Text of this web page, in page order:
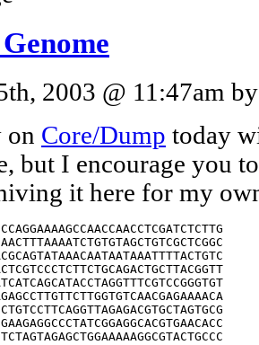
2003 @ 11:47am
on Core/Dump today
but I encourage you
it here for my
CTGTCGTACAGAAGCCTGTCGATGTGAAGCCAAAAATTAAGGCCTGCATT
GATGAGGTTACCACAACACTGGAAGAAACTAAGTTTCTTACCAATAAGTT
ACTCTTGTTTGCTGATATCAATGGTAAGCTTTACCATGATTCTCAGAACA
TGCTTAGAGGTGAAGATATGTCTTTCCTTGAGAAGGATGCACCTTACATG
GTAGGTGATGTTATCACTAGTGGTGATATCACTTGTGTTGTAATACCCTC
CAAAAAGGCTGGTGGCACTACTGAGATGCTCTCAAGAGCTTTGAAGAAAG
TGCCAGTTGATGAGTATATAACCACGTACCCTGGACAAGGATGTGCTGGT
TATACACTTGAGGAAGCTAAGACTGCTCTTAAGAAATGCAAATCTGCATT
TTATGTACTACCTTCAGAAGCACCTAATGCTAAGGAAGAGATTCTAGGAA
CTGTATCCTGGAATTTGAGAGAAATGCTTGCTCATGCTGAAGAGACAAGA
AAATTAATGCCTATATGCATGGATGTTAGAGCCATAATGGCAACCATCCA
ACGTAAGTATAAAGGAATTAAAATTCAAGAGGGCATCGTTGACTATGGTG
TCCGATTCTTCTTTTATACTAGTAAAGAGCCTGTAGCTTCTATTATTACG
AAGCTGAACTCTCTAAATGAGCCGCTTGTCACAATGCCAATTGGTTATGT
GACACATGGTTTTAATCTTGAAGAGGCTGCGCGCTGTATGCGTTCTCTTA
AAGCTCCTGCCGTAGTGTCAGTATCATCACCAGATGCTGTTACTACATAT
AATGGATACCTCACTTCGTCATCAAAGACATCTGAGGAGCACTTTGTAGA
AACAGTTTCTTTGGCTGGCTCTTACAGAGATTGGTCCTATTCAGGACAGC
GTACAGAGTTAGGTGTTGAATTTCTTAAGCGTGGTGACAAAATTGTGTAC
CACACTCTGGAGAGCCCCGTCGAGTTTCATCTTGACGGTGAGGTTCTTTC
ACTTGACAAACTAAAGAGTCTCTTATCCCTGCGGGAGGTTAAGACTATAA
AAGTGTTCACAACTGTGGACAACACTAATCTCCACACACAGCTTGTGGAT
ATGTCTATGACATATGGACAGCAGTTTGGTCCAACATACTTGGATGGTGC
TGATGTTACAAAAATTAAACCTCATGTAAATCATGAGGGTAAGACTTTCT
TTGTACTACCTAGTGATGACACACTACGTAGTGAAGCTTTCGAGTACTAC
CATACTCTTGATGAGAGTTTTCTTGGTAGGTACATGTCTGCTTTAAACCA
CACAAAGAAATGGAAATTTCCTCAAGTTGGTGGTTTAACTTCAATTAAAT
GGGCTGATAACAATTGTTATTTGTCTAGTGTTTTATTAGCACTTCAACAG
CTTGAAGTCAAATTCAATGCACCAGCACTTCAAGAGGCTTATTATAGAGC
CCGTGCTGGTGATGCTGCTAACTTTTGTGCACTCATACTCGCTTACAGTA
ATAAAACTGTTGGCGAGCTTGGTGATGTCAGAGAAACTATGACCCATCTT
CTACAGCATGCTAATTTGGAATCTGCAAAGCGAGTTCTTAATGTGGTGTG
TAAACATTGTGGTCAGAAAACTACTACCTTAACGGGTGTAGAAGCTGTGA
TGTATATGGGTACTCTATCTTATGATAATCTTAAGACAGGTGTTTCCATT
CCATGTGTGTGTGGTCGTGATGCTACACAATATCTAGTACAACAAGAGTC
TTCTTTTGTTATGATGTCTGCACCACCTGCTGAGTATAAATTACAGCAAG
GTACATTCTTATGTGCGAATGAGTACACTGGTAACTATCAGTGTGGTCAT
TACACTCATATAACTGCTAAGGAGACCCTCTATCGTATTGACGGAGCTCA
CCTTACAAAGATGTCAGAGTACAAAGGACCAGTGACTGATGTTTTCTACA
AGGAAACATCTTACACTACAACCATCAAGCCTGTGTCGTATAAACTCGAT
GGAGTTACTTACACAGAGATTGAACCAAAATTGGATGGGTATTATAAAAA
GGATAATGCTTACTATACAGAGCAGCCTATAGACCTTGTACCAACTCAAC
CATTACCAAATGCGAGTTTTGATAATTTCAAACTCACATGTTCTAACACA
AAATTTGCTGATGATTTAAATCAAATGACAGGCTTCACAAAGCCAGCTTC
ACGAGAGCTATCTGTCACATTCTTCCCAGACTTGAATGGCGATGTAGTGG
CTATTGACTATAGACACTATTCAGCGAGTTTCAAGAAAGGTGCTAAATTA
CTGCATAAGCCAATTGTTTGGCACATTAACCAGGCTACAACCAAGACAAC
GTTCAAACCAAACACTTGGTGTTTACGTTGTCTTTGGAGTACAAAGCCAG
TAGATACTTCAAATTCATTTGAAGTTCTGGCAGTAGAAGACACACAAGGA
ATGGACAATCTTGCTTGTGAAAGTCAACAACCCACCTCTGAAGAAGTAGT
GGAAAATCCTACCATACAGAAGGAAGTCATAGAGTGTGACGTGAAAACTA
CCGAAGTTGTAGGCAATGTCATACTTAAACCATCAGATGAAGGTGTTAAA
GTAACACAAGAGTTAGGTCATGAGGATCTTATGGCTGCTTATGTGGAAAA
CACAAGCATTACCATTAAGAAACCTAATGAGCTTTCACTAGCCTTAGGTT
TAAAAACAATTGCCACTCATGGTATTGCTGCAATTAATAGTGTTCCTTGG
AGTAAAATTTTGGCTTATGTCAAACCATTCTTAGGACAAGCAGCAATTAC
AACATCAAATTGCGCTAAGAGATTAGCACAACGTGTGTTTAACAATTATA
TGCCTTATGTGTTTACATTATTGTTCCAATTGTGTACTTTTACTAAAAGT
ACCAATTCTAGAATTAGAGCTTCACTACCTACAACTATTGCTAAAAATAG
TGTTAAGAGTGTTGCTAAATTATGTTTGGATGCCGGCATTAATTATGTGA
AGTCACCCAAATTTTCTAAATTGTTCACAATCGCTATGTGGCTATTGTTG
TTAAGTATTTGCTTAGGTTCTCTAATCTGTGTAACTGCTGCTTTTGGTGT
ACTCTTATCTAATTTTGGTGCTCCTTCTTATTGTAATGGCGTTAGAGAAT
TGTATCTTAATTCGTCTAACGTTACTACTATGGATTTCTGTGAAGGTTCT
TTTCCTTGCAGCATTTGTTTAAGTGGATTAGACTCCCTTGATTCTTATCC
AGCTCTTGAAACCATTCAGGTGACGATTTCATCGTACAAGCTAGACTTGA
CAATTTTAGGTCTGGCCGCTGAGTGGGTTTTGGCATATATGTTGTTCACA
AAATTCTTTTATTTATTAGGTCTTTCAGCTATAATGCAGGTGTTCTTTGG
CTATTTTGCTAGTCATTTCATCAGCAATTCTTGGCTCATGTGGTTTATCA
TTAGTATTGTACAAATGGCACCCGTTTCTGCAATGGTTAGGATGTACATC
TTCTTTGCTTCTTTCTACTACATATGGAAGAGCTATGTTCATATCATGGA
TGGTTGCACCTCTTCGACTTGCATGATGTGCTATAAGCGCAATCGTGCCA
CACGCGTTGAGTGTACAACTATTGTTAATGGCATGAAGAGATCTTTCTAT
GTCTATGCAAATGGAGGCCGTGGCTTCTGCAAGACTCACAATTGGAATTG
TCTCAATTGTGACACATTTTGCACTGGTAGTACATTCATTAGTGATGAAG
TTGCTCGTGATTTGTCACTCCAGTTTAAAAGACCAATCAACCCTACTGAC
CAGTCATCGTATATTGTTGATAGTGTTGCTGTGAAAAATGGCGCGCTTCA
CCTCTACTTTGACAAGGCTGGTCAAAAGACCTATGAGAGACATCCGCTCT
CCCATTTTGTCAATTTAGACAATTTGAGAGCTAACAACACTAAAGGTTCA
CTGCCTATTAATGTCATAGTTTTTGATGGCAAGTCCAAATGCGACGAGTC
TGCTTCTAAGTCTGCTTCTGTGTACTACAGTCAGCTGATGTGCCAACCTA
TTCTGTTGCTTGACCAAGCTCTTGTATCAGACGTTGGAGATAGTACTGAA
GTTTCCGTTAAGATGTTTGATGCTTATGTCGACACCTTTTCAGCAACTTT
TAGTGTTCCTATGGAAAAACTTAAGGCACTTGTTGCTACAGCTCACAGCG
AGTTAGCAAAGGGTGTAGCTTTAGATGGTGTCCTTTCTACATTCGTGTCA
GCTGCCCGACAAGGTGTTGTTGATACCGATGTTGACACAAAGGATGTTAT
TGAATGTCTCAAACTTTCACATCACTCTGACTTAGAAGTGACAGGTGACA
GTTGTAACAATTTCATGCTCACCTATAATAAGGTTGAAAACATGACGCCC
AGAGATCTTGGCGCATGTATTGACTGTAATGCAAGGCATATCAATGCCCA
AGTAGCAAAAAGTCACAATGTTTCACTCATCTGGAATGTAAAAGACTACA
TGTCTTTATCTGAACAGCTGCGTAAACAAATTCGTAGTGCTGCCAAGAAG
AACAACATACCTTTTAGACTAACTTGTGCTACAACTAGACAGGTTGTCAA
TGTCATAACTACTAAAATCTCACTCAAGGGTGGTAAGATTGTTAGTACTT
GTTTTAAACTTATGCTTAAGGCCACATTATTGTGCGTTCTTGCTGCATTG
GTTTGTTATATCGTTATGCCAGTACATACATTGTCAATCCATGATGGTTA
CACAAATGAAATCATTGGTTACAAAGCCATTCAGGATGGTGTCACTCGTG
ACATCATTTCTACTGATGATTGTTTTGCAAATAAACATGCTGGTTTTGAC
GCATGGTTTAGCCAGCGTGGTGGTTCATACAAAAATGACAAAAGCTGCCC
TGTAGTAGCTGCTATCATTACAAGAGAGATTGGTTTCATAGTGCCTGGCT
TACCGGGTACTGTGCTGAGAGCAATCAATGGTGACTTCTTGCATTTTCTA
CCTCGTGTTTTTAGTGCTGTTGGCAACATTTGCTACACACCTTCCAAACT
CATTGAGTATAGTGATTTTGCTACCTCTGCTTGCGTTCTTGCTGCTGAGT
GTACAATTTTTAAGGATGCTATGGGCAAACCTGTGCCATATTGTTATGAC
ACTAATTTGCTAGAGGGTTCTATTTCTTATAGTGAGCTTCGTCCAGACAC
TCGTTATGTGCTTATGGATGGTTCCATCATACAGTTTCCTAACACTTACC
TGGAGGGTTCTGTTAGAGTAGTAACAACTTTTGATGCTGAGTACTGTAGA
CATGGTACATGCGAAAGGTCAGAAGTAGGTATTTGCCTATCTACCAGTGG
TAGATGGGTTCTTAATAATGAGCATTACAGAGCTCTATCAGGAGTTTTCT
GTGGTGTTGATGCGATGAATCTCATAGCTAACATCTTTACTCCTCTTGTG
CAACCTGTGGGTGCTTTAGATGTGTCTGCTTCAGTAGTGGCTGGTGGTAT
TATTGCCATATTGGTGACTTGTGCTGCCTACTACTTTATGAAATTCAGAC
GTGTTTTTGGTGAGTACAACCATGTTGTTGCTGCTAATGCACTTTTGTTT
TTGATGTCTTTCACTATACTCTGTCTGGTACCAGCTTACAGCTTTCTGCC
GGGAGTCTACTCAGTCTTTTACTTGTACTTGACATTCTATTTCACCAATG
ATGTTTCATTCTTGGCTCACCTTCAATGGTTTGCCATGTTTTCTCCTATT
GTGCCTTTTTGGATAACAGCAATCTATGTATTCTGTATTTCTCTGAAGCA
CTGCCATTGGTTCTTTAACAACTATCTTAGGAAAAGAGTCATGTTTAATG
GAGTTACATTTAGTACCTTCGAGGAGGCTGCTTTGTGTACCTTTTTGCTC
AACAAGGAAATGTACCTAAAATTGCGTAGCGAGACACTGTTGCCACTTAC
ACAG